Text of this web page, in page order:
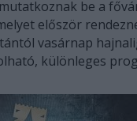
be a
először
vasárnap
különleges